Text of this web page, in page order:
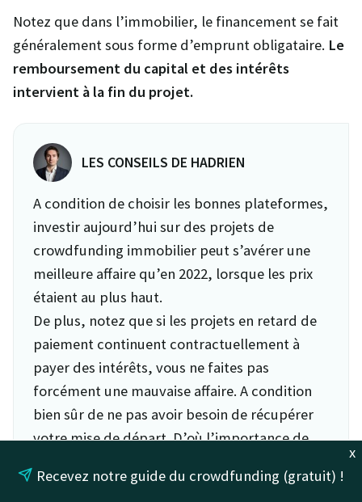
Notez que dans l’immobilier, le financement se fait
généralement sous forme d’emprunt obligataire. Le
remboursement du capital et des intérêts
intervient à la fin du projet.
LES CONSEILS DE HADRIEN
A condition de choisir les bonnes plateformes,
investir aujourd’hui sur des projets de
crowdfunding immobilier peut s’avérer une
meilleure affaire qu’en 2022, lorsque les prix
étaient au plus haut.
De plus, notez que si les projets en retard de
paiement continuent contractuellement à
payer des intérêts, vous ne faites pas
forcément une mauvaise affaire. A condition
bien sûr de ne pas avoir besoin de récupérer
votre mise de départ. D’où l’importance de
patrimoine.
x
Recevez notre guide du crowdfunding (gratuit) !